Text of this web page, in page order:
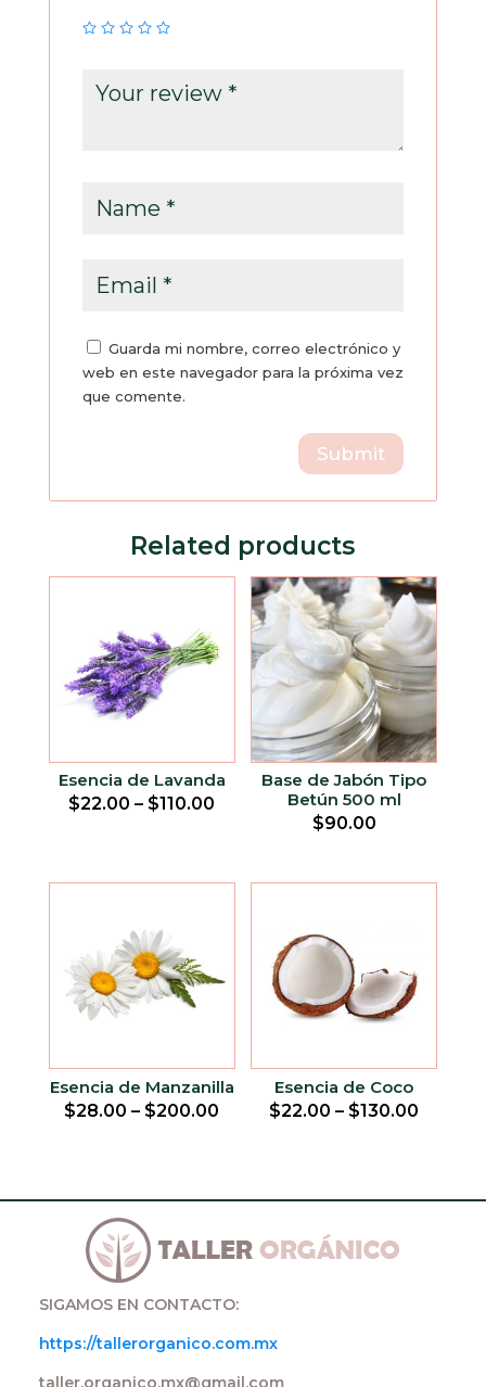
Guarda mi nombre, correo electrónico y
web en este navegador para la próxima vez
que comente.
Related products
Esencia de Lavanda
$22.00 – $110.00
Base de Jabón Tipo
Betún 500 ml
$90.00
Esencia de Manzanilla
$28.00 – $200.00
Esencia de Coco
$22.00 – $130.00
SIGAMOS EN CONTACTO:
https://tallerorganico.com.mx
taller.organico.mx@gmail.com